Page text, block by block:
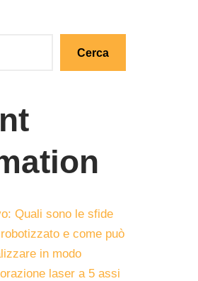
Cerca
Quali sono le sfide
e come può
in modo
laser a 5 assi